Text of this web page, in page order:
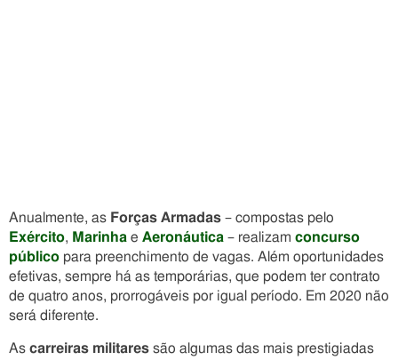
Anualmente, as Forças Armadas – compostas pelo
Exército, Marinha e Aeronáutica – realizam concurso
público para preenchimento de vagas. Além oportunidades
efetivas, sempre há as temporárias, que podem ter contrato
de quatro anos, prorrogáveis por igual período. Em 2020 não
será diferente.
As carreiras militares são algumas das mais prestigiadas